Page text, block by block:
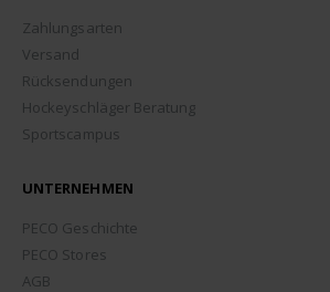
Zahlungsarten
Versand
Rücksendungen
Hockeyschläger Beratung
Sportscampus
UNTERNEHMEN
PECO Geschichte
PECO Stores
AGB